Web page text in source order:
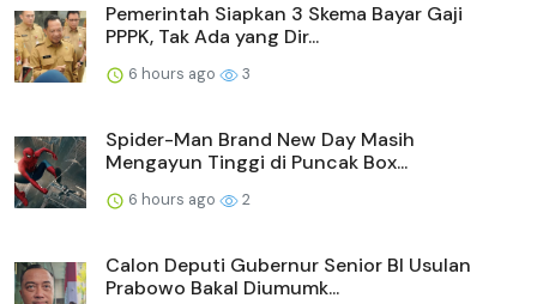
Pemerintah Siapkan 3 Skema Bayar Gaji
PPPK, Tak Ada yang Dir...
6 hours ago 3
Spider-Man Brand New Day Masih
Mengayun Tinggi di Puncak Box...
6 hours ago 2
Calon Deputi Gubernur Senior BI Usulan
Prabowo Bakal Diumumk...